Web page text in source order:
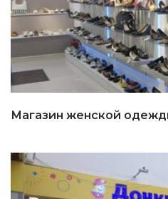
Магазин женской